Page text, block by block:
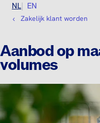
NL
EN
Zakelijk klant worden
Aanbod op
volumes